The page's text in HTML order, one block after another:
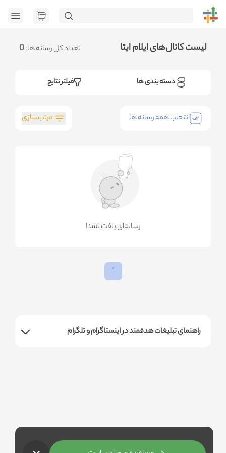
تعداد کل رسانه ها:0 لیست کانال‌های ایلام ایتا
فیلتر نتایج دسته بندی ها
مرتب‌سازی انتخاب همه رسانه ها
!رسانه‌ای یافت نشد
1
راهنمای تبلیغات هدفمند در اینستاگرام و تلگرام